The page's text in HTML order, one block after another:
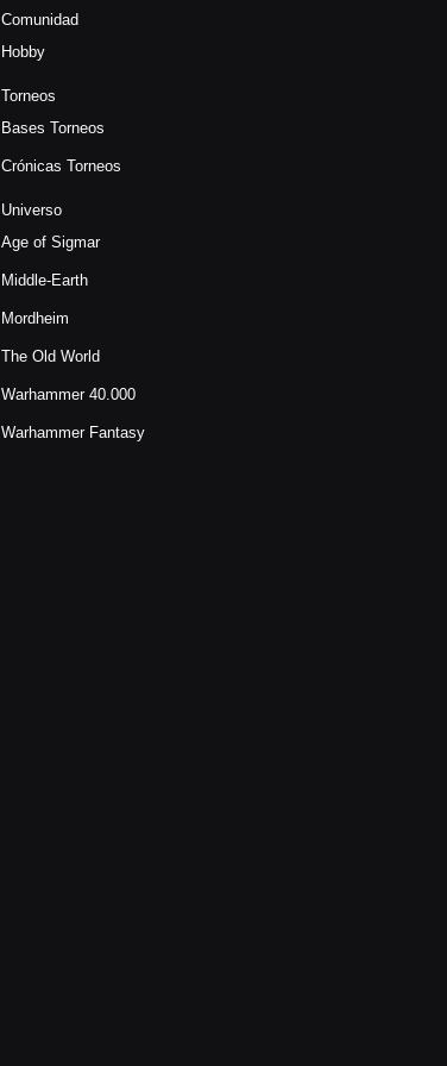
Comunidad
Hobby
Torneos
Bases Torneos
Crónicas Torneos
Universo
Age of Sigmar
Middle-Earth
Mordheim
The Old World
Warhammer 40.000
Warhammer Fantasy